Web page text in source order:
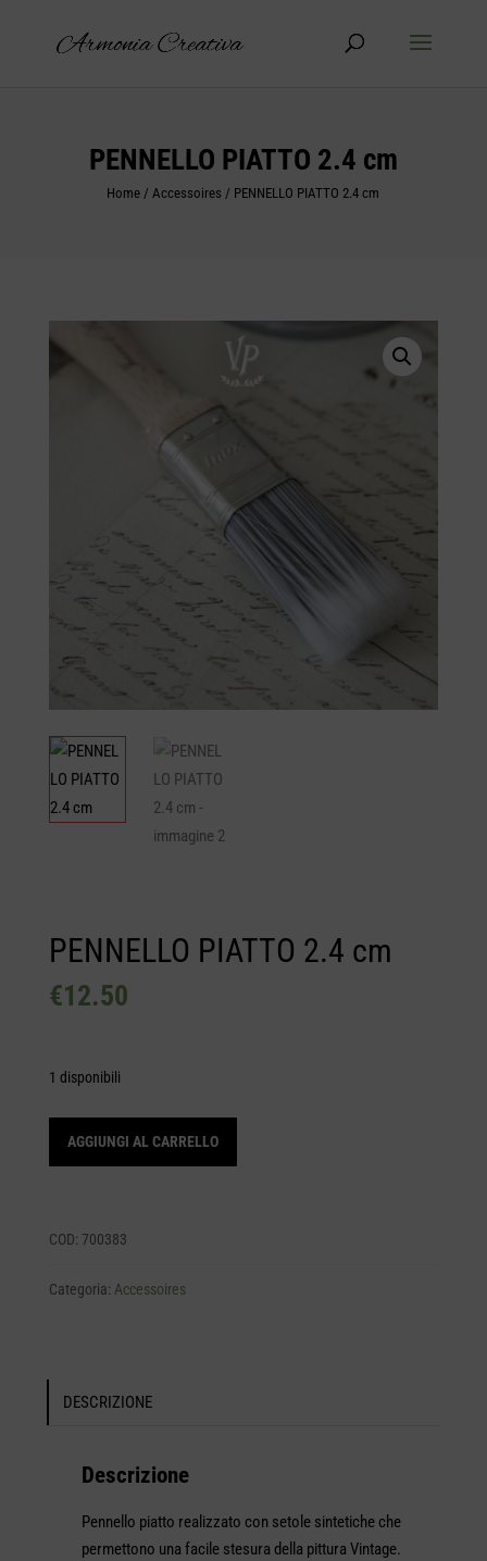
PENNELLO PIATTO 2.4 cm
Home /Accessoires / PENNELLO PIATTO 2.4 cm
PENNELLO PIATTO 2.4 cm
€12.50
1 disponibili
quantità
AGGIUNGI AL CARRELLO
COD: 700383
Categoria: Accessoires
DESCRIZIONE
Descrizione
Pennello piatto realizzato con setole sintetiche che
permettono una facile stesura della pittura Vintage.